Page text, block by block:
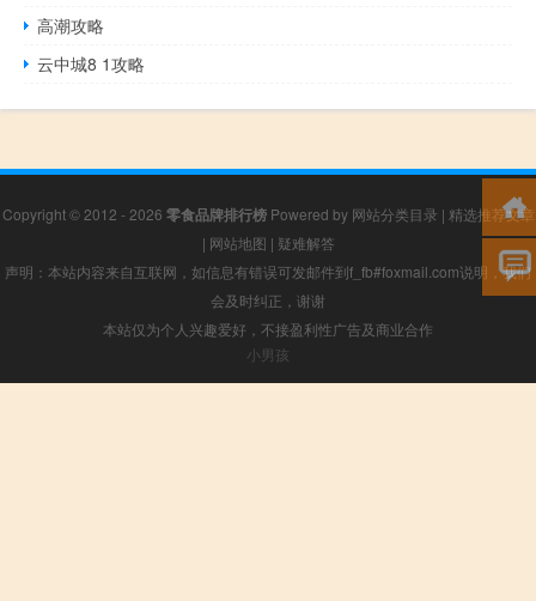
高潮攻略
云中城8 1攻略
Copyright © 2012 - 2026 零食品牌排行榜Powered by 网站分类目录 | 精选推荐文章
| 网站地图 | 疑难解答
声明：本站内容来自互联网，如信息有错误可发邮件到f_fb#foxmail.com说明，我们
会及时纠正，谢谢
本站仅为个人兴趣爱好，不接盈利性广告及商业合作
小男孩